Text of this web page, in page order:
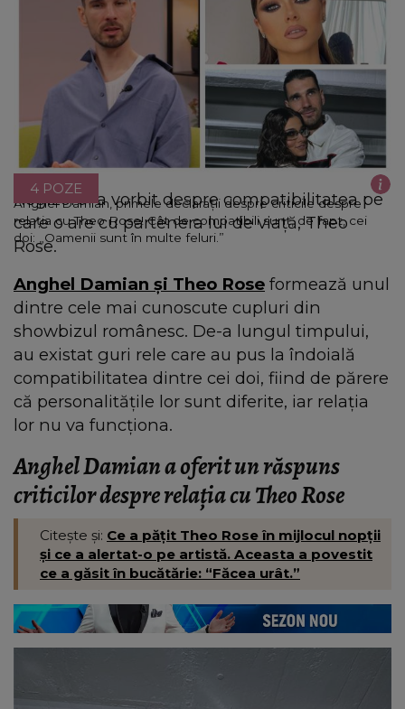
Anghel Damian, primele declarații despre criticile despre
relația cu Theo Rose! Cât de compatibili sunt, de fapt, cei
doi: „Oamenii sunt în multe feluri.”
4 POZE
Regizorul a vorbit despre compatibilitatea pe
care o are cu partenera lui de viață, Theo
Rose.
Anghel Damian și Theo Rose formează unul
dintre cele mai cunoscute cupluri din
showbizul românesc. De-a lungul timpului,
au existat guri rele care au pus la îndoială
compatibilitatea dintre cei doi, fiind de părere
că personalitățile lor sunt diferite, iar relația
lor nu va funcționa.
Anghel Damian a oferit un răspuns
criticilor despre relația cu Theo Rose
Citește și: Ce a pățit Theo Rose în mijlocul nopții
și ce a alertat-o pe artistă. Aceasta a povestit
ce a găsit în bucătărie: “Făcea urât.”